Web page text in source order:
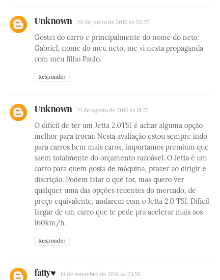
Unknown 28 de junho de 2016 às 20:27
Gostei do carro e principalmente do nome do neto:
Gabriel, nome do meu neto, me vi nesta propaganda
com meu filho Paulo.
Responder
Unknown 21 de agosto de 2016 às 18:15
O difícil de ter um Jetta 2.0TSI é achar alguma opção
melhor para trocar. Nesta avaliação estou sempre indo
para carros bem mais caros, importamos premium que
saem totalmente do orçamento razoável. O Jetta é um
carro para quem gosta de máquina, prazer ao dirigir e
discrição. Podem falar o que for, mas quero ver
qualquer uma das opções recentes do mercado, de
preço equivalente, andarem com o Jetta 2.0 TSI. Difícil
largar de um carro que te pede pra acelerar mais aos
160km/h.
Responder
fatty♥ 14 de setembro de 2016 às 23:56